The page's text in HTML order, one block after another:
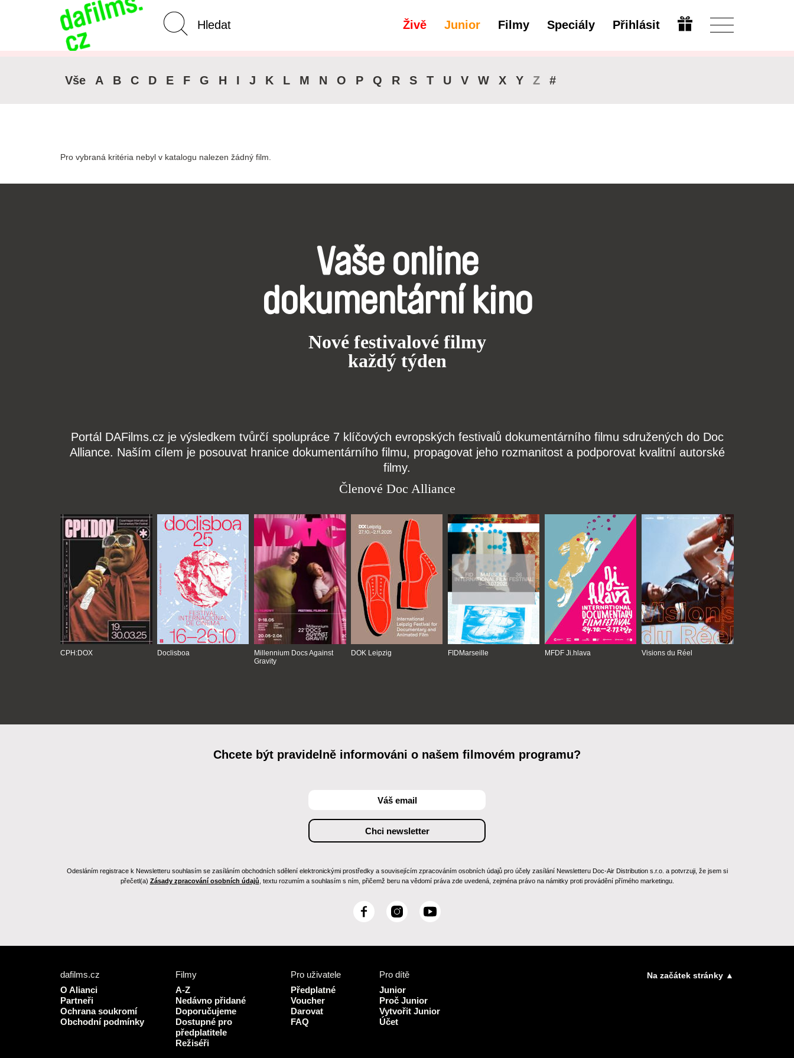
Živě Junior Filmy Speciály Přihlásit
Pokročilé vyhledávání Upravit
Vše A B C D E F G H I J K L M N O P Q R S T U V W X Y Z #
Pro vybraná kritéria nebyl v katalogu nalezen žádný film.
Vaše online
dokumentární kino
Nové festivalové filmy
každý týden
Portál DAFilms.cz je výsledkem tvůrčí spolupráce 7 klíčových evropských festivalů dokumentárního filmu sdružených do Doc
Alliance. Naším cílem je posouvat hranice dokumentárního filmu, propagovat jeho rozmanitost a podporovat kvalitní autorské
filmy.
Členové Doc Alliance
CPH:DOX Doclisboa
Millennium Docs Against
Gravity
DOK Leipzig FIDMarseille MFDF Ji.hlava Visions du Réel
Chcete být pravidelně informováni o našem filmovém programu?
Odesláním registrace k Newsletteru souhlasím se zasíláním obchodních sdělení elektronickými prostředky a souvisejícím zpracováním osobních údajů pro účely zasílání Newsletteru Doc-Air Distribution s.r.o. a potvrzuji, že jsem si
přečetl(a) Zásady zpracování osobních údajů , textu rozumím a souhlasím s ním, přičemž beru na vědomí práva zde uvedená, zejména právo na námitky proti provádění přímého marketingu.
F
I
g
r
a
m
Y
dafilms.cz
O Alianci
Partneři
Ochrana soukromí
Obchodní podmínky
Filmy
A-Z
Nedávno přidané
Doporučujeme
Dostupné pro
předplatitele
Režiséři
Pro uživatele
Předplatné
Voucher
Darovat
FAQ
Pro dítě
Junior
Proč Junior
Vytvořit Junior
Účet
Na začátek stránky ▲